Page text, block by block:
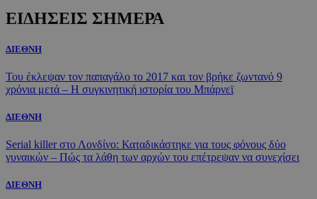
ΕΙΔΗΣΕΙΣ ΣΗΜΕΡΑ
ΔΙΕΘΝΗ
Του έκλεψαν τον παπαγάλο το 2017 και τον βρήκε ζωντανό 9
χρόνια μετά – Η συγκινητική ιστορία του Μπάρνεϊ
ΔΙΕΘΝΗ
Serial killer στο Λονδίνο: Καταδικάστηκε για τους φόνους δύο
γυναικών – Πώς τα λάθη των αρχών του επέτρεψαν να συνεχίσει
ΔΙΕΘΝΗ